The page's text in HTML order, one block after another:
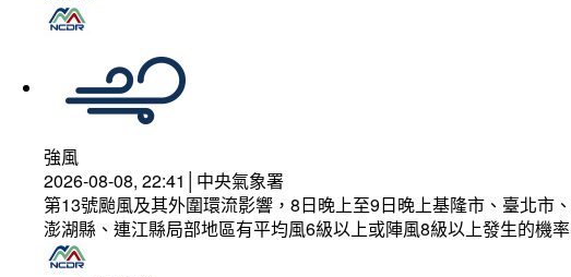
強風
2026-08-08, 22:41│中央氣象署
第13號颱風及其外圍環流影響，8日晚上至9日晚上基隆市、臺北市
澎湖縣、連江縣局部地區有平均風6級以上或陣風8級以上發生的機